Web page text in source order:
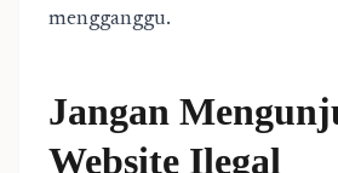
mengganggu.
Jangan
Website Ilegal